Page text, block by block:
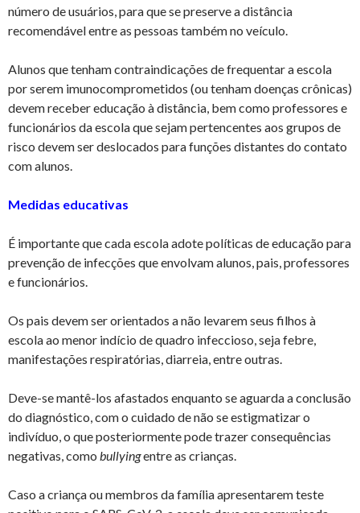
número de usuários, para que se preserve a distância
recomendável entre as pessoas também no veículo.
Alunos que tenham contraindicações de frequentar a escola
por serem imunocomprometidos (ou tenham doenças crônicas)
devem receber educação à distância, bem como professores e
funcionários da escola que sejam pertencentes aos grupos de
risco devem ser deslocados para funções distantes do contato
com alunos.
Medidas educativas
É importante que cada escola adote políticas de educação para
prevenção de infecções que envolvam alunos, pais, professores
e funcionários.
Os pais devem ser orientados a não levarem seus filhos à
escola ao menor indício de quadro infeccioso, seja febre,
manifestações respiratórias, diarreia, entre outras.
Deve-se mantê-los afastados enquanto se aguarda a conclusão
do diagnóstico, com o cuidado de não se estigmatizar o
indivíduo, o que posteriormente pode trazer consequências
negativas, como bullyingentre as crianças.
Caso a criança ou membros da família apresentarem teste